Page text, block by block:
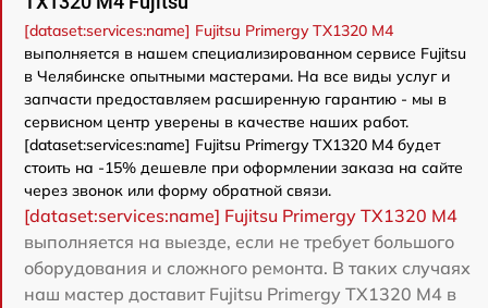
[dataset:services:name] Fujitsu Primergy TX1320 M4
выполняется в нашем специализированном сервисе Fujitsu
в Челябинске опытными мастерами. На все виды услуг и
запчасти предоставляем расширенную гарантию - мы в
сервисном центр уверены в качестве наших работ.
[dataset:services:name] Fujitsu Primergy TX1320 M4 будет
стоить на -15% дешевле при оформлении заказа на сайте
через звонок или форму обратной связи.
[dataset:services:name] Fujitsu Primergy TX1320 M4
выполняется на выезде, если не требует большого
оборудования и сложного ремонта. В таких случаях
наш мастер доставит Fujitsu Primergy TX1320 M4 в